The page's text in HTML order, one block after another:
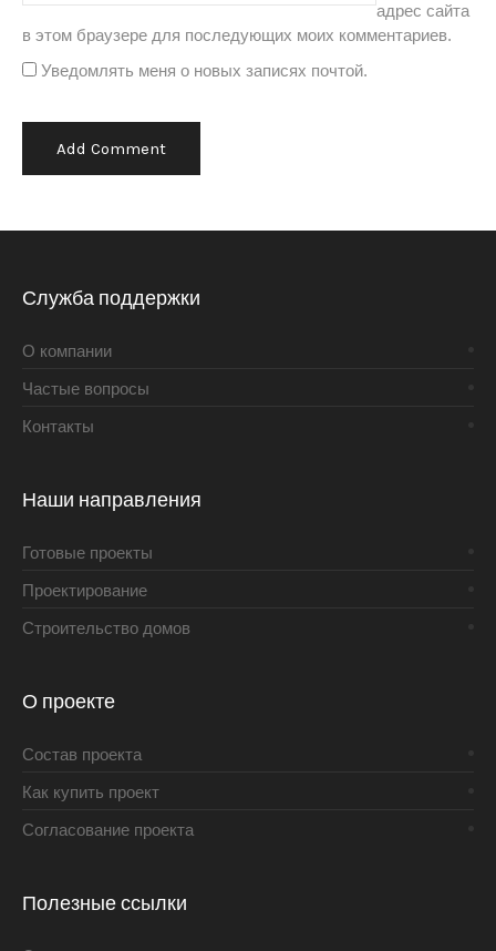
адрес сайта
в этом браузере для последующих моих комментариев.
Уведомлять меня о новых записях почтой.
Служба поддержки
О компании
Частые вопросы
Контакты
Наши направления
Готовые проекты
Проектирование
Строительство домов
О проекте
Состав проекта
Как купить проект
Согласование проекта
Полезные ссылки